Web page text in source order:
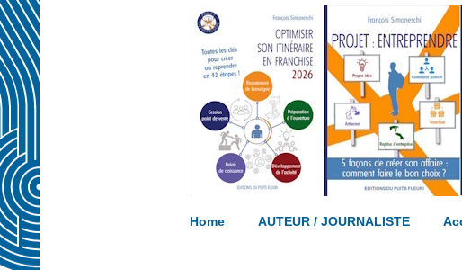
Ecrivez votre propre ouvrage…
Home AUTEUR / JOURNALISTE